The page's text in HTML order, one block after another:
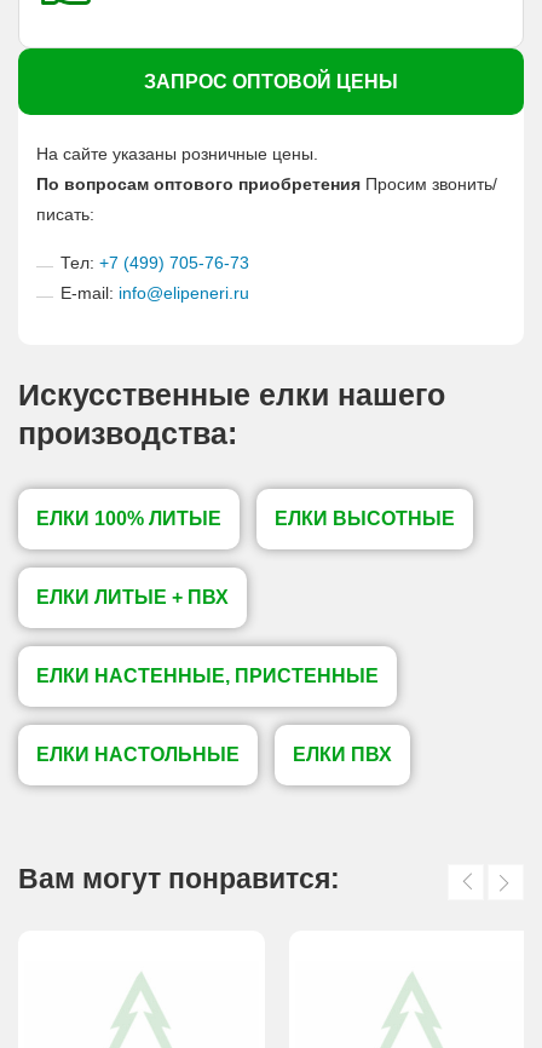
ЗАПРОС ОПТОВОЙ ЦЕНЫ
На сайте указаны розничные цены.
По вопросам оптового приобретения Просим звонить/
писать:
Тел: +7 (499) 705-76-73
E-mail: info@elipeneri.ru
Искусственные елки нашего
производства:
ЕЛКИ 100% ЛИТЫЕ ЕЛКИ ВЫСОТНЫЕ
ЕЛКИ ЛИТЫЕ + ПВХ
ЕЛКИ НАСТЕННЫЕ, ПРИСТЕННЫЕ
ЕЛКИ НАСТОЛЬНЫЕ ЕЛКИ ПВХ
Вам могут понравится: